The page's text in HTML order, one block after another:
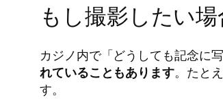
もし撮影したい
カジノ内で「どうしても記念に
れていることもあります。たと
す。